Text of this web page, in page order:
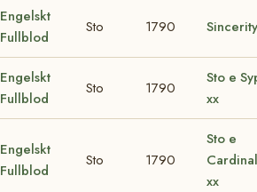
Engelskt
Fullblod
Sto 1790
Engelskt
Fullblod
Sto 1790
Sto e
xx
Engelskt
Fullblod
Sto 1790
Sto e
xx